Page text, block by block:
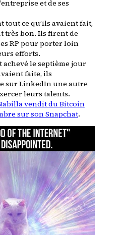
et de ses
tout ce qu’ils avaient fait,
très bon. Ils firent de
RP pour porter loin
efforts.
achevé le septième jour
faite, ils
sur LinkedIn une autre
leurs talents.
vendit du Bitcoin
sur son Snapchat.